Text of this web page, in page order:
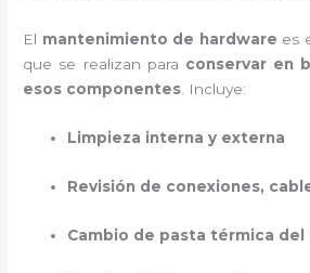
El mantenimiento de hardware es
que se realizan para conservar en
esos componentes . Incluye:
Limpieza interna y externa
Revisión de conexiones,
Cambio de pasta térmica